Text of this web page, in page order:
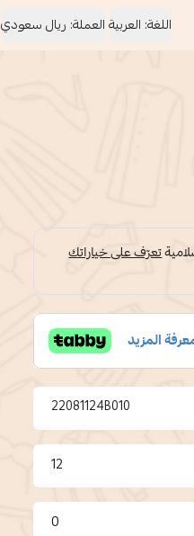
اللغة: العربيةالعملة: ريال سعودي
22081124B010
12
0